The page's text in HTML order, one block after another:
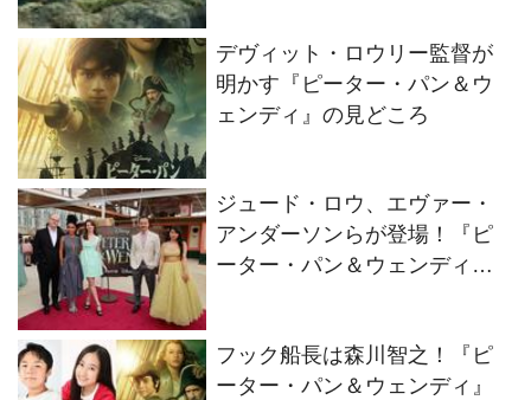
デヴィット・ロウリー監督が
明かす『ピーター・パン＆ウ
ェンディ』の見どころ
ジュード・ロウ、エヴァー・
アンダーソンらが登場！『ピ
ーター・パン＆ウェンディ』
フック船長は森川智之！『ピ
ーター・パン＆ウェンディ』